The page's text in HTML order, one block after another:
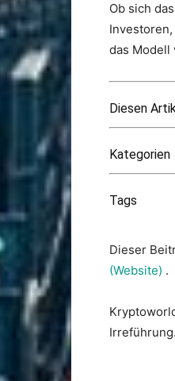
Ob sich
das Modell
Diesen
Kategorien
Tags
Dieser
(Website) .